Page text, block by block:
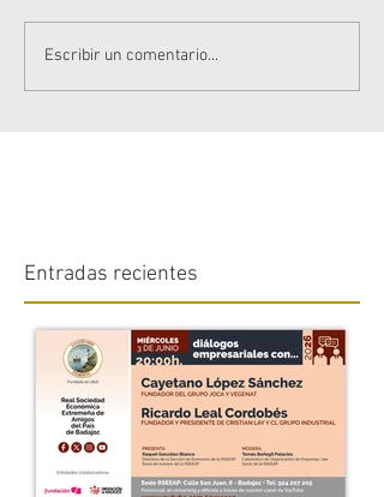
Escribir un comentario...
Entradas recientes